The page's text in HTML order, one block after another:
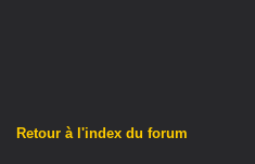
Retour à l'index du forum